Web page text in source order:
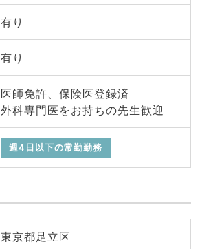
有り
有り
医師免許、保険医登録済
外科専門医をお持ちの先生歓迎
週4日以下の常勤勤務
東京都足立区